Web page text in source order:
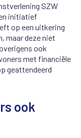
SZW
initiatief
op een uitkering
maar deze niet
ook
met financiële
geattendeerd
ook